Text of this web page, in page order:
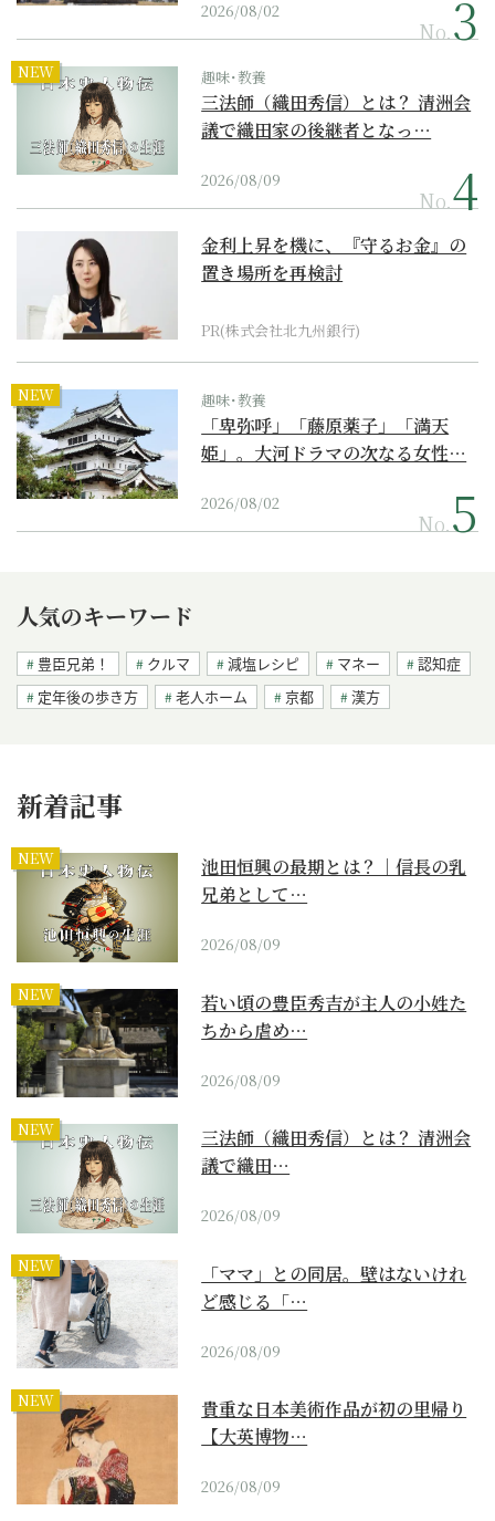
2026/08/02
No.
NEW 趣味･教養
三法師（織田秀信）とは？ 清洲会
議で織田家の後継者となっ…
2026/08/09
No.
金利上昇を機に、『守るお金』の
置き場所を再検討
PR(株式会社北九州銀行)
NEW 趣味･教養
「卑弥呼」「藤原薬子」「満天
姫」。大河ドラマの次なる女性…
2026/08/02
No.
人気のキーワード
豊臣兄弟！ クルマ 減塩レシピ マネー
認知症
定年後の歩き方
老人ホーム 京都 漢方
新着記事
NEW
池田恒興の最期とは？｜信長の乳
兄弟として…
2026/08/09
NEW
若い頃の豊臣秀吉が主人の小姓た
ちから虐め…
2026/08/09
NEW
三法師（織田秀信）とは？ 清洲会
議で織田…
2026/08/09
NEW
「ママ」との同居。壁はないけれ
ど感じる「…
2026/08/09
NEW
貴重な日本美術作品が初の里帰り
【大英博物…
2026/08/09